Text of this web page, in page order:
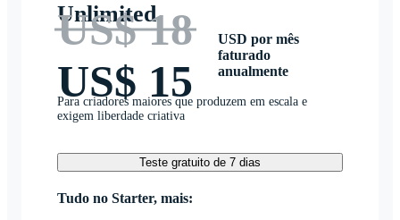
Unlimited
US$ 18
US$ 15
USD por mês
faturado
anualmente
Para criadores maiores que produzem em escala e
exigem liberdade criativa
Teste gratuito de 7 dias
Tudo no Starter, mais: